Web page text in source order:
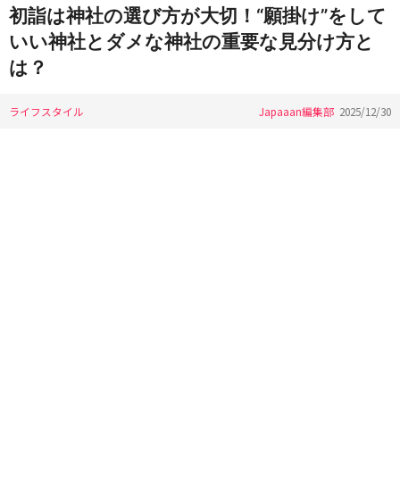
初詣は神社の選び方が大切！“願掛け”をして
いい神社とダメな神社の重要な見分け方と
は？
ライフスタイル Japaaan編集部 2025/12/30